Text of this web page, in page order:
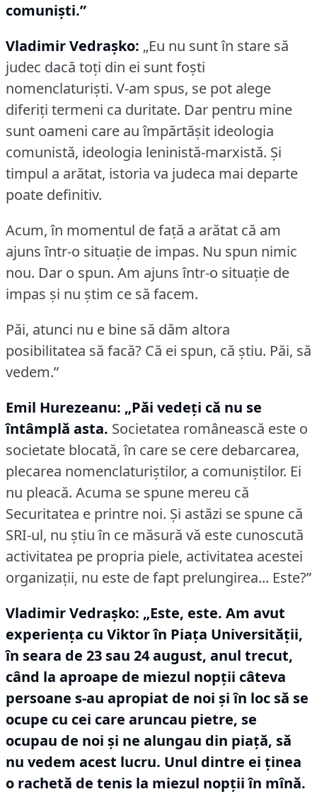
comunişti.”
Vladimir Vedraşko: „Eu nu sunt în stare să
judec dacă toţi din ei sunt foşti
nomenclaturişti. V-am spus, se pot alege
diferiţi termeni ca duritate. Dar pentru mine
sunt oameni care au împărtăşit ideologia
comunistă, ideologia leninistă-marxistă. Şi
timpul a arătat, istoria va judeca mai departe
poate definitiv.
Acum, în momentul de faţă a arătat că am
ajuns într-o situaţie de impas. Nu spun nimic
nou. Dar o spun. Am ajuns într-o situaţie de
impas şi nu ştim ce să facem.
Păi, atunci nu e bine să dăm altora
posibilitatea să facă? Că ei spun, că ştiu. Păi, să
vedem.”
Emil Hurezeanu: „Păi vedeţi că nu se
întâmplă asta. Societatea românească este o
societate blocată, în care se cere debarcarea,
plecarea nomenclaturiştilor, a comuniştilor. Ei
nu pleacă. Acuma se spune mereu că
Securitatea e printre noi. Şi astăzi se spune că
SRI-ul, nu ştiu în ce măsură vă este cunoscută
activitatea pe propria piele, activitatea acestei
organizaţii, nu este de fapt prelungirea... Este?”
Vladimir Vedraşko: „Este, este. Am avut
experienţa cu Viktor în Piaţa Universităţii,
în seara de 23 sau 24 august, anul trecut,
când la aproape de miezul nopţii câteva
persoane s-au apropiat de noi şi în loc să se
ocupe cu cei care aruncau pietre, se
ocupau de noi şi ne alungau din piaţă, să
nu vedem acest lucru. Unul dintre ei ţinea
o rachetă de tenis la miezul nopţii în mînă.